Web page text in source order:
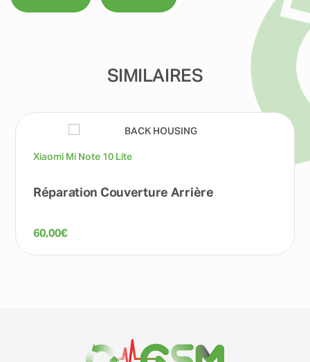
SIMILAIRES
Xiaomi Mi Note 10 Lite
Réparation Couverture Arrière
60,00€